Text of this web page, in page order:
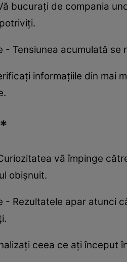
bucurați de compania
- Tensiunea acumulată
informațiile din mai
vă împinge
obișnuit.
- Rezultatele apar atunci
ceea ce ați început